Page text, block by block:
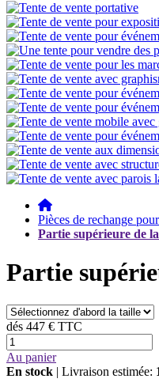
Pièces de rechange
Partie supérieure de
Partie
dés 447 € TTC
Au panier
En stock | Livraison estimée: